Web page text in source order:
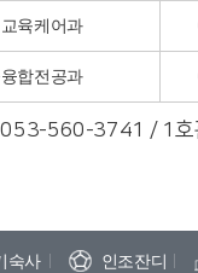
육케어과
합전공과
053-560-3741 / 1호
숙사 인조잔디